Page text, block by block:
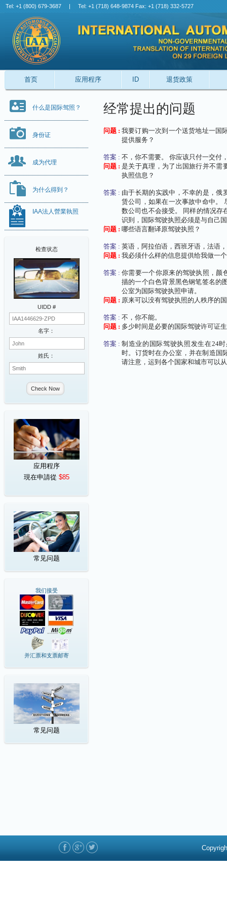
Tel: +1 (800) 679-3687 | Tel: +1 (718) 648-9874 Fax: +1 (718) 332-5727
首页 应用程序 ID 退货政策
什么是国际驾照？
身份证
成为代理
为什么得到？
IAA法人營業執照
检查状态
UIDD #
名字：
姓氏：
Check Now
应用程序
現在申請從 $85
常见问题
我们接受
并汇票和支票邮寄
常见问题
经常提出的问题
问题 : 我要订购一次到一个送货地址一国
提供服务？
答案 : 不，你不需要。 你应该只付一交付
问题 : 是关于真理，为了出国旅行并不需
执照信息？
答案 : 由于长期的实践中，不幸的是，俄
赁公司，如果在一次事故中命中。
数公司也不会接受。 同样的情况存
识到，国际驾驶执照必须是与自己
问题 : 哪些语言翻译原驾驶执照？
答案 : 英语，阿拉伯语，西班牙语，法语
问题 : 我必须什么样的信息提供给我做一
答案 : 你需要一个你原来的驾驶执照，颜
描的一个白色背景黑色钢笔签名的
公室为国际驾驶执照申请。
问题 : 原来可以没有驾驶执照的人秩序的
答案 : 不，你不能。
问题 : 多少时间是必要的国际驾驶许可证
答案 : 制造业的国际驾驶执照发生在24
时。订货时在办公室，并在制造国
请注意，运到各个国家和城市可以